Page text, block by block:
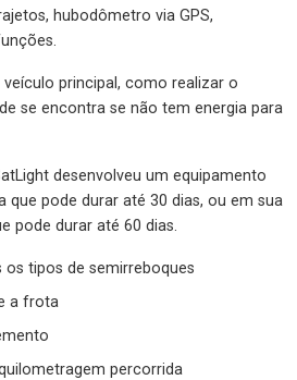
hubodômetro via GPS,
principal, como realizar o
se encontra se não tem energia para
desenvolveu um equipamento
que pode durar até 30 dias, ou em sua
pode durar até 60 dias.
tipos de semirreboques
a frota
percorrida